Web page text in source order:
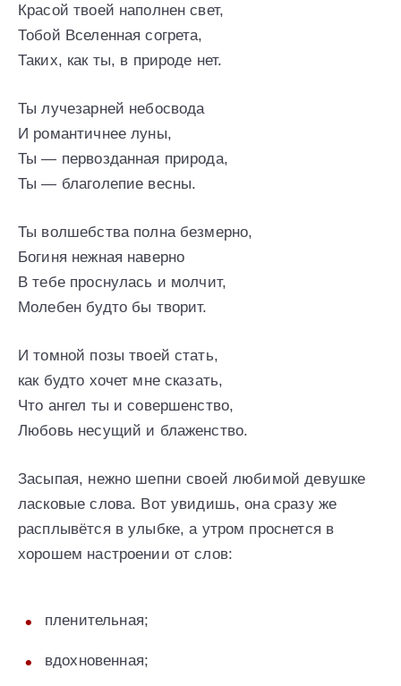
Красой твоей наполнен свет,
Тобой Вселенная согрета,
Таких, как ты, в природе нет.
Ты лучезарней небосвода
И романтичнее луны,
Ты — первозданная природа,
Ты — благолепие весны.
Ты волшебства полна безмерно,
Богиня нежная наверно
В тебе проснулась и молчит,
Молебен будто бы творит.
И томной позы твоей стать,
как будто хочет мне сказать,
Что ангел ты и совершенство,
Любовь несущий и блаженство.
Засыпая, нежно шепни своей любимой девушке
ласковые слова. Вот увидишь, она сразу же
расплывётся в улыбке, а утром проснется в
хорошем настроении от слов:
пленительная;
вдохновенная;